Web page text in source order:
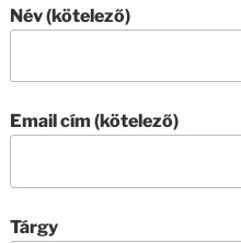
Név (kötelező)
Email cím (kötelező)
Tárgy